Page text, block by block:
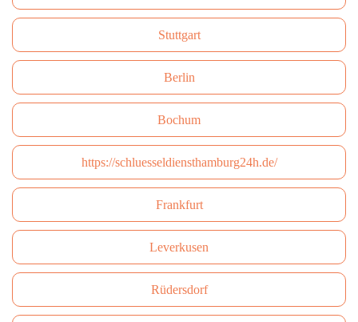
Stuttgart
Berlin
Bochum
https://schluesseldiensthamburg24h.de/
Frankfurt
Leverkusen
Rüdersdorf